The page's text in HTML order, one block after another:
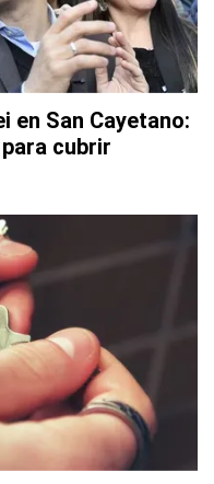
en San Cayetano:
cubrir